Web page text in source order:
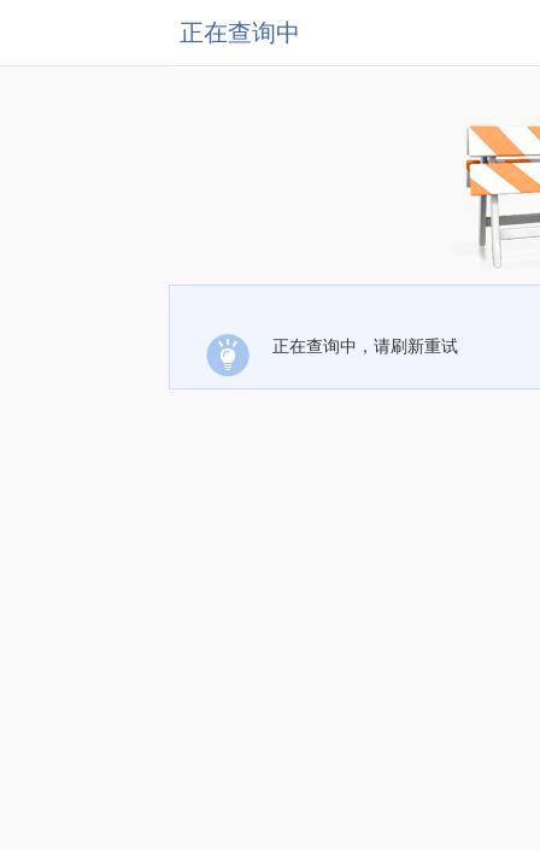
正在查询中
正在查询中，请刷新重试